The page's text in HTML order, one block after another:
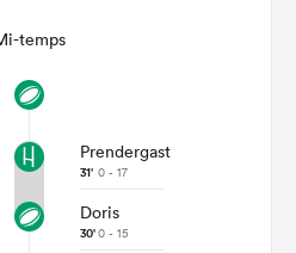
temps
Prendergast
31' 0 - 17
Doris
30'0 - 15